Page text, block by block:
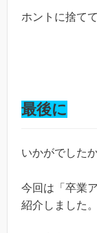
ホントに捨て
最後に
いかがでした
今回は「卒業
紹介しました。